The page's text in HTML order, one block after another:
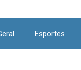
Esportes